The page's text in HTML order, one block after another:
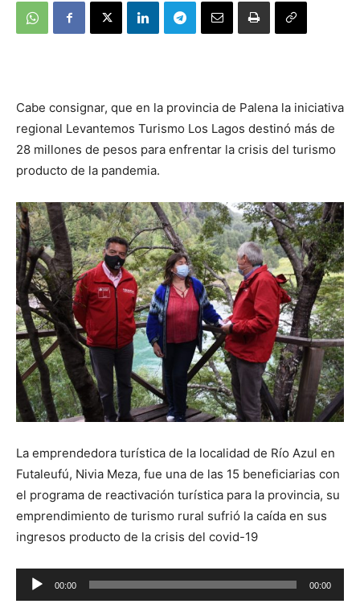
Cabe consignar, que en la provincia de Palena la iniciativa
regional Levantemos Turismo Los Lagos destinó más de
28 millones de pesos para enfrentar la crisis del turismo
producto de la pandemia.
La emprendedora turística de la localidad de Río Azul en
Futaleufú, Nivia Meza, fue una de las 15 beneficiarias con
el programa de reactivación turística para la provincia, su
emprendimiento de turismo rural sufrió la caída en sus
ingresos producto de la crisis del covid-19
Reproductor
de
00:00 00:00